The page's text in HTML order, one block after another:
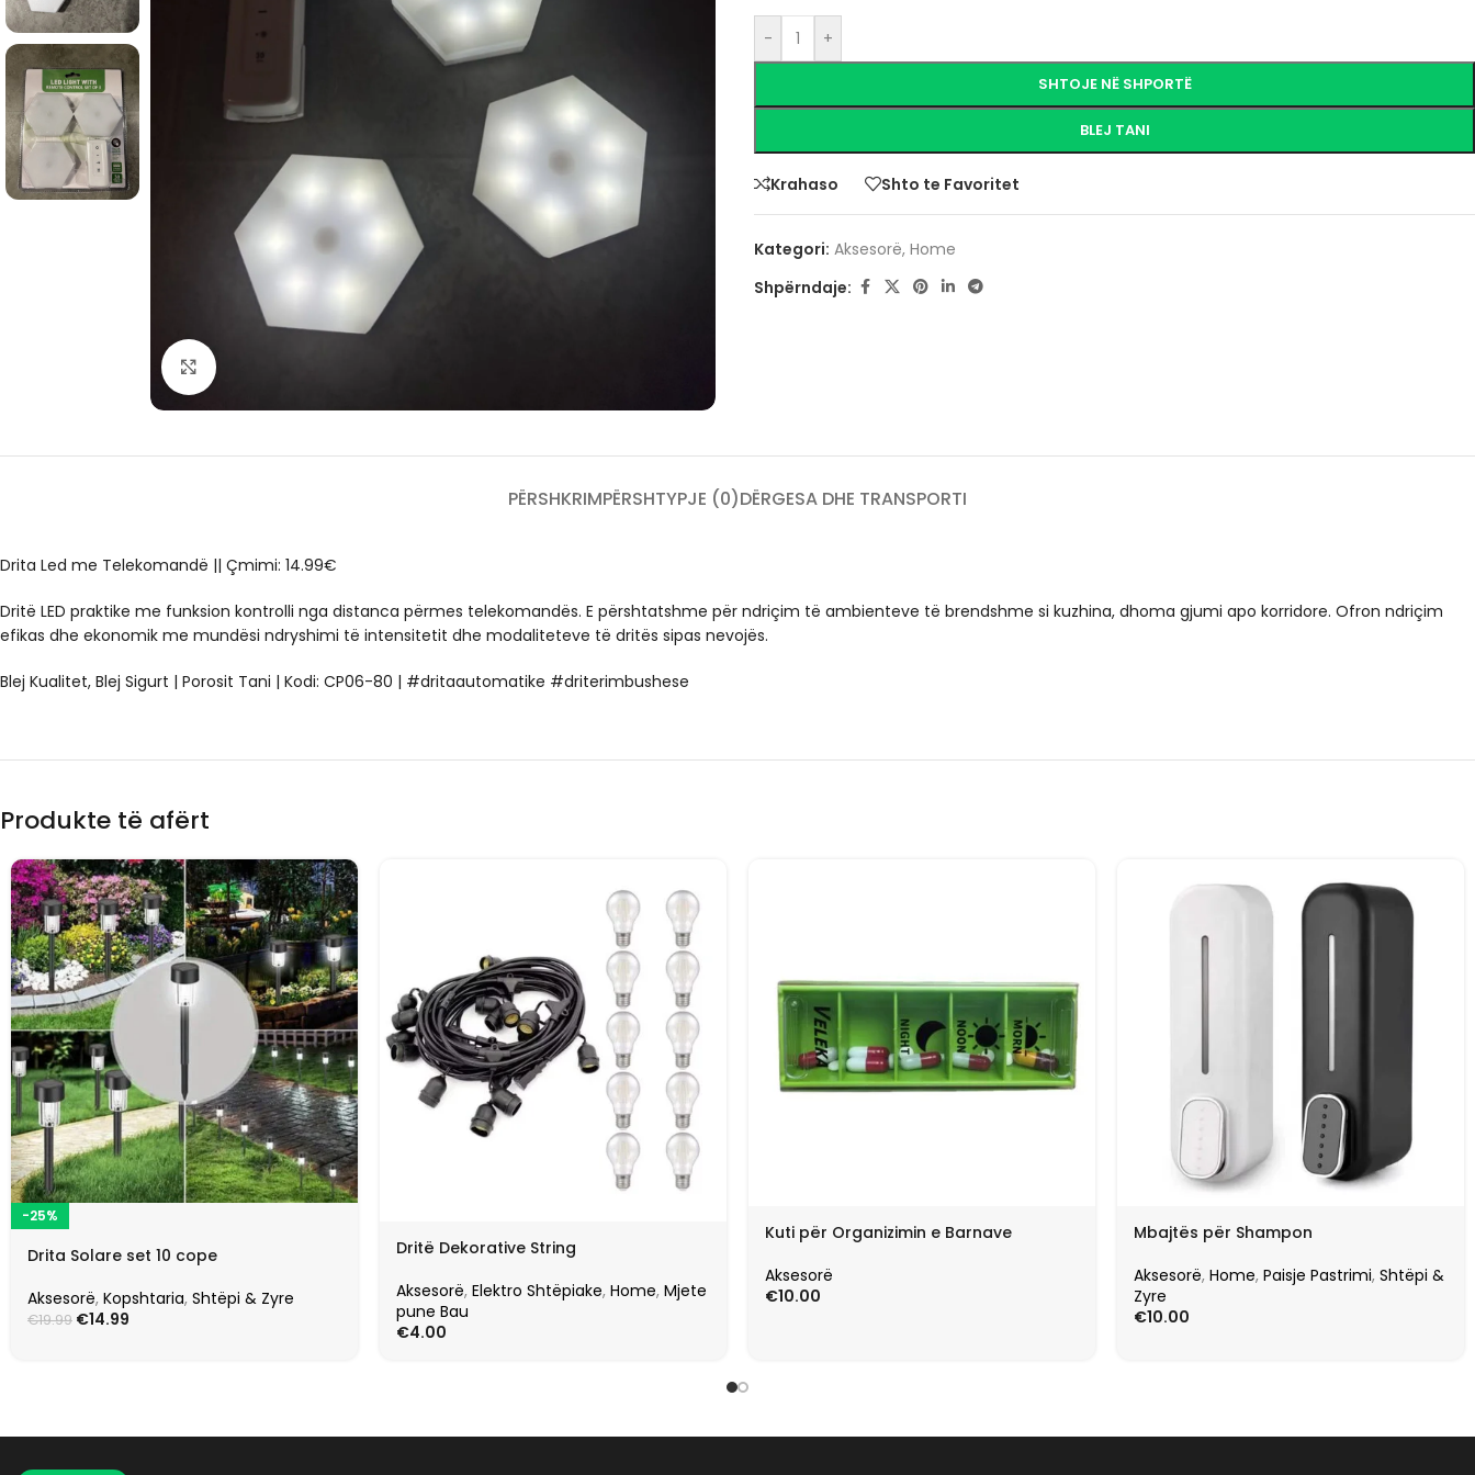
- +
SHTOJE NË SHPORTË
BLEJ TANI
Krahaso Shto te Favoritet
Kategori: Aksesorë, Home
Shpërndaje:
PËRSHKRIMPËRSHTYPJE (0)DËRGESA DHE TRANSPORTI
Drita Led me Telekomandë || Çmimi: 14.99€
Dritë LED praktike me funksion kontrolli nga distanca përmes telekomandës. E përshtatshme për ndriçim të ambienteve të brendshme si kuzhina, dhoma gjumi apo korridore. Ofron ndriçim
efikas dhe ekonomik me mundësi ndryshimi të intensitetit dhe modaliteteve të dritës sipas nevojës.
Blej Kualitet, Blej Sigurt | Porosit Tani | Kodi: CP06-80 | #dritaautomatike #driterimbushese
Produkte të afërt
-25%
Drita Solare set 10 cope
Aksesorë, Kopshtaria, Shtëpi & Zyre
€19.99 €14.99
Dritë Dekorative String
Aksesorë, Elektro Shtëpiake, Home, Mjete
pune Bau
€4.00
Kuti për Organizimin e Barnave
Aksesorë
€10.00
Mbajtës për Shampon
Aksesorë, Home, Paisje Pastrimi, Shtëpi &
Zyre
€10.00